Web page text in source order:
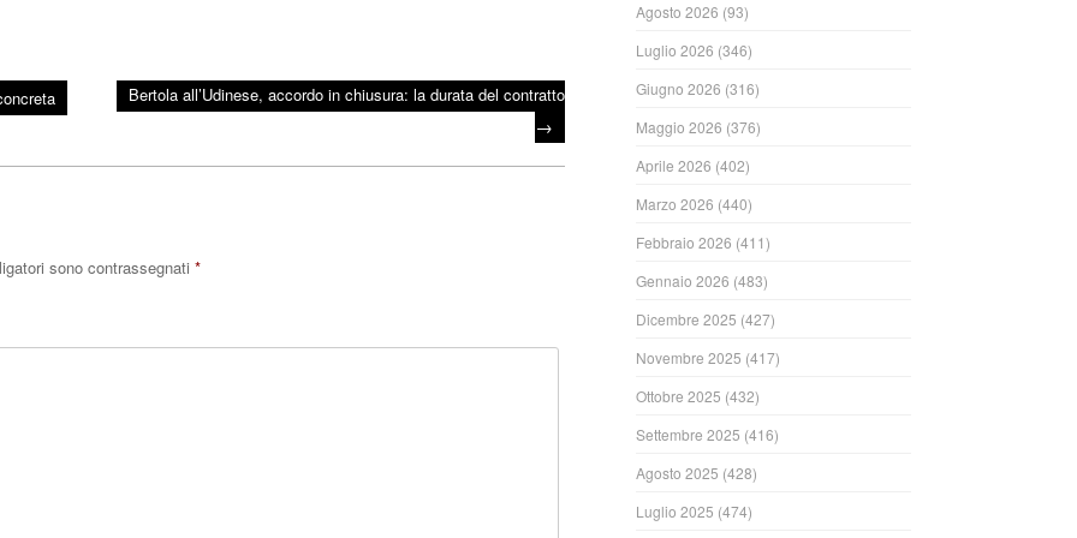
Bertola all’Udinese, accordo in chiusura: la durata del contratto
→
sono contrassegnati *
Agosto 2026 (93)
Luglio 2026 (346)
Giugno 2026 (316)
Maggio 2026 (376)
Aprile 2026 (402)
Marzo 2026 (440)
Febbraio 2026 (411)
Gennaio 2026 (483)
Dicembre 2025 (427)
Novembre 2025 (417)
Ottobre 2025 (432)
Settembre 2025 (416)
Agosto 2025 (428)
Luglio 2025 (474)